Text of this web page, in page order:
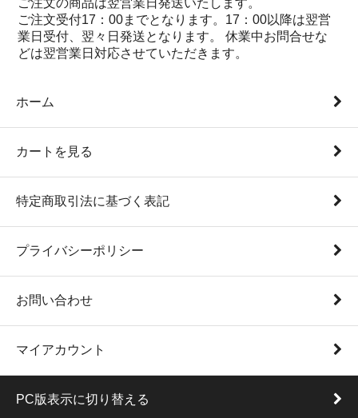
ご注文の商品は翌営業日発送いたします。
ご注文受付17：00までとなります。17：00以降は翌営
業日受付、翌々日発送となります。 休業中お問合せな
どは翌営業日対応させていただきます。
ホーム
カートを見る
特定商取引法に基づく表記
プライバシーポリシー
お問い合わせ
マイアカウント
PC版表示に切り替える